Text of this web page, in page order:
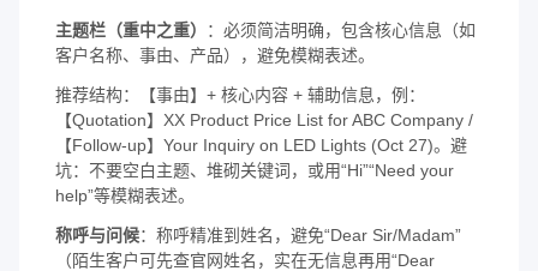
主题栏（重中之重）
：必须简洁明确，包含核心信息（如
客户名称、事由、产品），避免模糊表述。
推荐结构：【事由】+ 核心内容 + 辅助信息，例：
【Quotation】XX Product Price List for ABC Company /
【Follow-up】Your Inquiry on LED Lights (Oct 27)。避
坑：不要空白主题、堆砌关键词，或用“Hi”“Need your
help”等模糊表述。
称呼与问候：称呼精准到姓名，避免“Dear Sir/Madam”
（陌生客户可先查官网姓名，实在无信息再用“Dear